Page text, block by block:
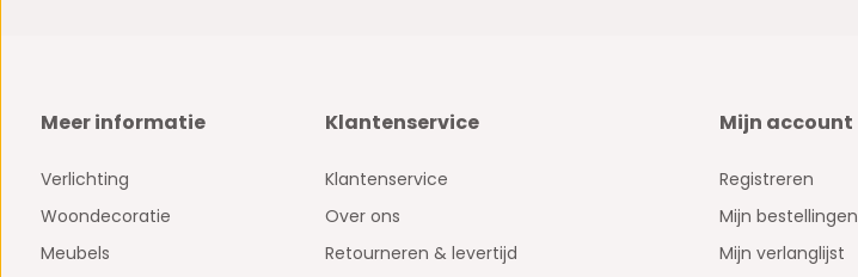
Meer informatie
Verlichting
Woondecoratie
Meubels
Klantenservice
Klantenservice
Over ons
Retourneren & levertijd
Mijn account
Registreren
Mijn bestellingen
Mijn verlanglijst